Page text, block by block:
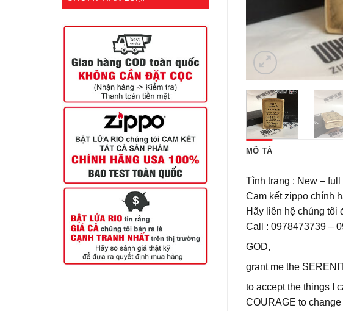
MÔ TẢ
Tình trạng : New –
Cam kết zippo chính
Hãy liên hệ chúng tôi
Call : 0978473739 –
GOD,
grant me the
to accept the things I
COURAGE to